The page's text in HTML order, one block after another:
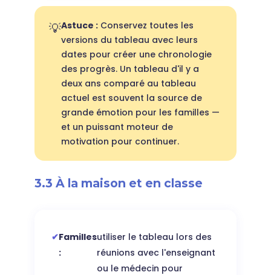
💡Astuce :Conservez toutes les
versions du tableau avec leurs
dates pour créer une chronologie
des progrès. Un tableau d'il y a
deux ans comparé au tableau
actuel est souvent la source de
grande émotion pour les familles —
et un puissant moteur de
motivation pour continuer.
3.3 À la maison et en classe
Familles
:
utiliser le tableau lors des
réunions avec l'enseignant
ou le médecin pour